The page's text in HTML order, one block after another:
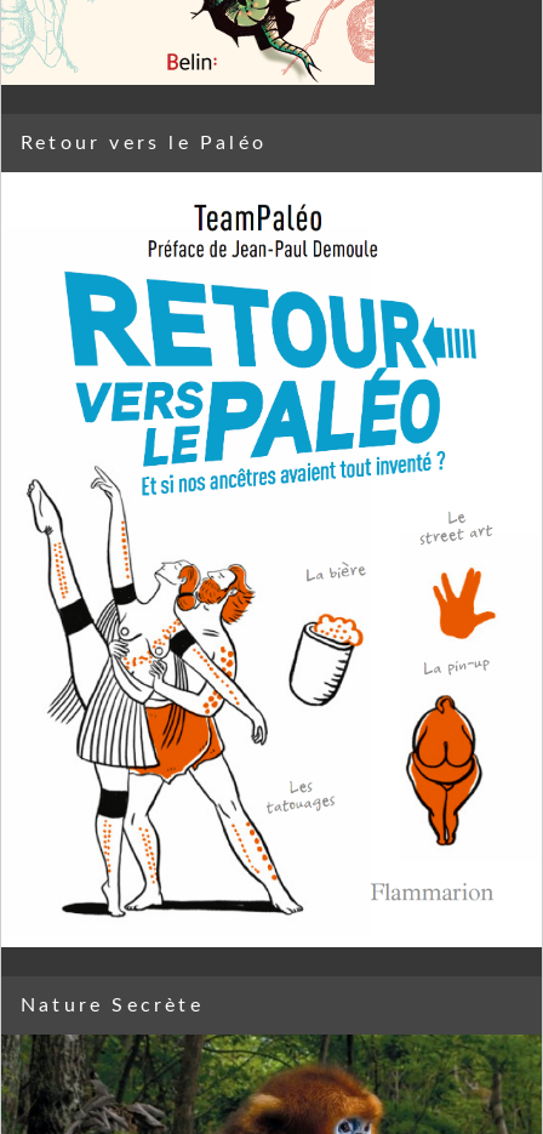
Retour vers le Paléo
Nature Secrète